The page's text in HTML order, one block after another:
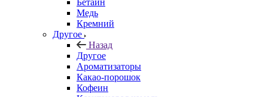
Бетаин
Медь
Кремний
Другое
Назад
Другое
Ароматизаторы
Какао-порошок
Кофеин